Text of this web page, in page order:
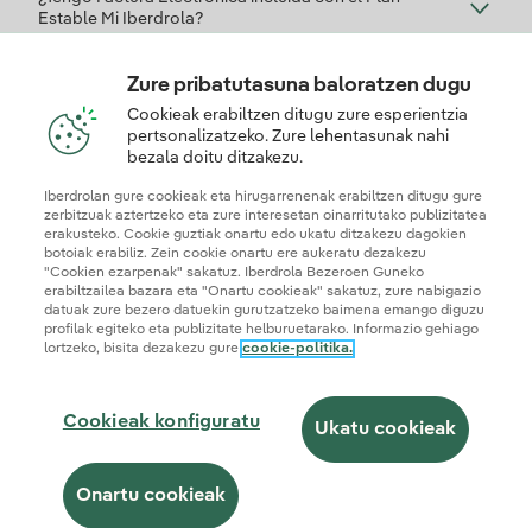
Estable Mi Iberdrola?
¿Todos los planes de Iberdrola son 100% Verdes?
Zein da plan honekin soberakinak konpentsatzeko
prezioa?
Web mapa Legezko informazioa et cookie politika
Cookie konfigurazioaInformazioaren segurtasuna
Zure pribatutasuna baloratzen dugu
Cookieak erabiltzen ditugu zure esperientzia
pertsonalizatzeko. Zure lehentasunak nahi
bezala doitu ditzakezu.
Iberdrolan gure cookieak eta hirugarrenenak erabiltzen ditugu gure
zerbitzuak aztertzeko eta zure interesetan oinarritutako publizitatea
erakusteko. Cookie guztiak onartu edo ukatu ditzakezu dagokien
botoiak erabiliz. Zein cookie onartu ere aukeratu dezakezu
"Cookien ezarpenak" sakatuz. Iberdrola Bezeroen Guneko
erabiltzailea bazara eta "Onartu cookieak" sakatuz, zure nabigazio
datuak zure bezero datuekin gurutzatzeko baimena emango diguzu
profilak egiteko eta publizitate helburuetarako. Informazio gehiago
lortzeko, bisita dezakezu gure cookie-politika.
Cookieak konfiguratu Ukatu cookieak
Onartu cookieak